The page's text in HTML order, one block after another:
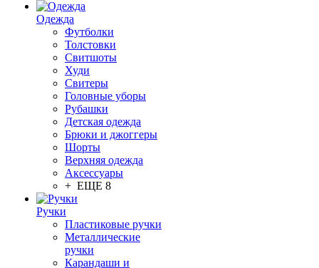
Одежда
Футболки
Толстовки
Свитшоты
Худи
Свитеры
Головные уборы
Рубашки
Детская одежда
Брюки и джоггеры
Шорты
Верхняя одежда
Аксессуары
+ ЕЩЕ 8
Ручки
Пластиковые ручки
Металлические
ручки
Карандаши и